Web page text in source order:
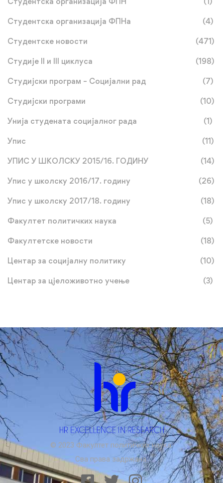
Студентска организација ФПНа (4)
Студентске новости (471)
Студије II и III циклуса (198)
Студијски програм – Социјални рад (7)
Студијски програми (10)
Унија студената социјалног рада (1)
Упис (11)
УПИС У ШКОЛСКУ 2015/16. ГОДИНУ (14)
Упис у школску 2016/17. годину (26)
Упис у школску 2017/18. годину (18)
Факултет политичких наука (5)
Факултетске новости (18)
Центар за социјалну политику (10)
Центар за цјеложивотно учење (3)
© 2023 Факултет политичких наука.
Сва права задржана.